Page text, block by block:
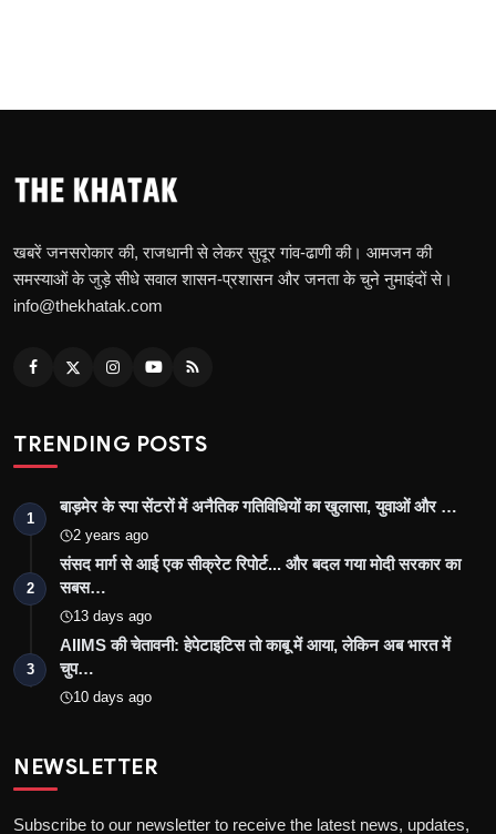
खबरें जनसरोकार की, राजधानी से लेकर सुदूर गांव-ढाणी की। आमजन की
समस्याओं के जुड़े सीधे सवाल शासन-प्रशासन और जनता के चुने नुमाइंदों से।
info@thekhatak.com
TRENDING POSTS
1
बाड़मेर के स्पा सेंटरों में अनैतिक गतिविधियों का खुलासा, युवाओं और …
2 years ago
2
संसद मार्ग से आई एक सीक्रेट रिपोर्ट... और बदल गया मोदी सरकार का
सबस…
13 days ago
3
AIIMS की चेतावनी: हेपेटाइटिस तो काबू में आया, लेकिन अब भारत में
चुप…
10 days ago
NEWSLETTER
Subscribe to our newsletter to receive the latest news, updates,